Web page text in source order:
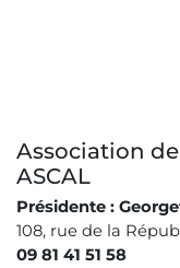
Association
ASCAL
Présidente :
108, rue de la
09 81 41 51 58